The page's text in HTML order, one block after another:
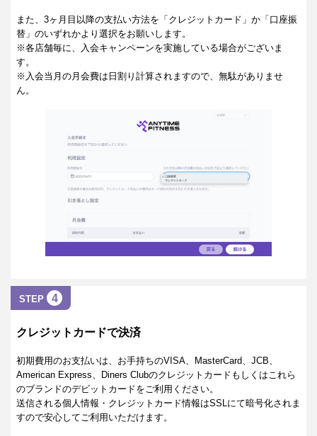
また、3ヶ月目以降の支払い方法を「クレジットカード」か「口座振
替」のいずれかより選択をお願いします。
※各店舗毎に、入会キャンペーンを実施している場合がございま
す。
※入会当月の月会費は日割り計算されますので、無駄がありませ
ん。
STEP 4
クレジットカードで決済
初期費用のお支払いは、お手持ちのVISA、MasterCard、JCB、
American Express、Diners Clubのクレジットカードもしくはこれら
のブランドのデビットカードをご利用ください。
送信される個人情報・クレジットカード情報はSSLにて暗号化されま
すので安心してご利用いただけます。